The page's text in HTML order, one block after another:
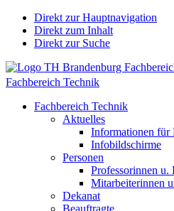
Direkt zur Hauptnavigation
Direkt zum Inhalt
Direkt zur Suche
Fachbereich Technik
Fachbereich Technik
Aktuelles
Informationen für
Infobildschirme
Personen
Professorinnen u.
Mitarbeiterinnen
Dekanat
Beauftragte